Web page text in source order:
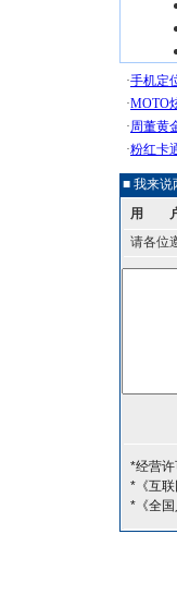
■ 我来说
用 户
请各位
*经营
*《互联
*《全国